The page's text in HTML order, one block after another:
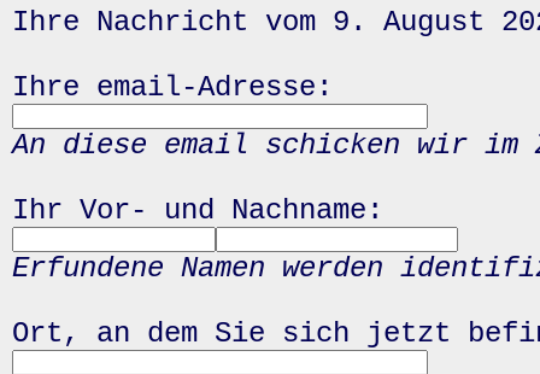
Ihre Nachricht vom 9. August
Ihre email-Adresse:
An diese email schicken wir
Ihr Vor- und Nachname:
Erfundene Namen werden
Ort, an dem Sie sich jetzt